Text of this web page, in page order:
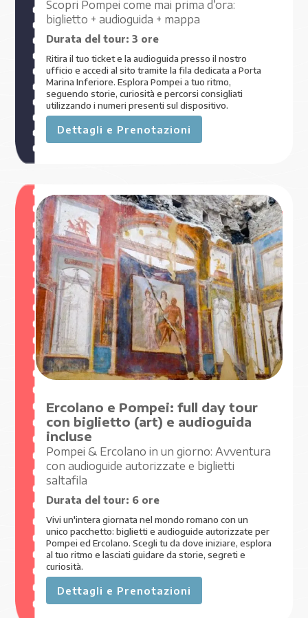
Scopri Pompei come mai prima d’ora:
biglietto + audioguida + mappa
Durata del tour:3 ore
Ritira il tuo ticket e la audioguida presso il nostro
ufficio e accedi al sito tramite la fila dedicata a Porta
Marina Inferiore. Esplora Pompei a tuo ritmo,
seguendo storie, curiosità e percorsi consigliati
utilizzando i numeri presenti sul dispositivo.
Dettagli e Prenotazioni
€ 59,00
A PARTIRE DA
Ercolano e Pompei: full day tour
con biglietto (art) e audioguida
incluse
Pompei & Ercolano in un giorno: Avventura
con audioguide autorizzate e biglietti
saltafila
Durata del tour: 6 ore
Vivi un'intera giornata nel mondo romano con un
unico pacchetto: biglietti e audioguide autorizzate per
Pompei ed Ercolano. Scegli tu da dove iniziare, esplora
al tuo ritmo e lasciati guidare da storie, segreti e
curiosità.
Dettagli e Prenotazioni